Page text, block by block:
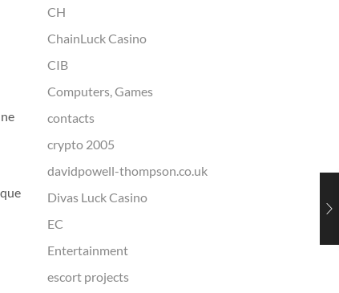
CH
ChainLuck Casino
CIB
Computers, Games
contacts
crypto 2005
davidpowell-thompson.co.uk
Divas Luck Casino
EC
Entertainment
escort projects